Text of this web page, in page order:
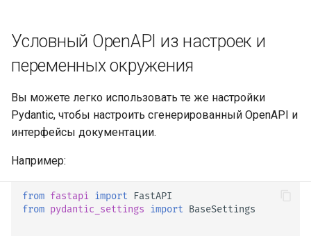
Безопасность
Middleware
(Промежуточный слой)
Sharing)
Обратные вызовы в
OpenAPI
Вебхуки OpenAPI
Подключение WSGI — Flask,
Django и другие
Генерация SDK
Условный OpenAPI из настроек и
переменных окружения
Вы можете легко использовать те же настройки
Pydantic, чтобы настроить сгенерированный OpenAPI и
интерфейсы документации.
Например:
from fastapi import
FastAPI
from pydantic_settings import BaseSettings